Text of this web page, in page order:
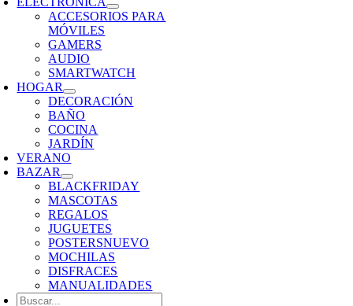
ACCESORIOS PARA
MÓVILES
GAMERS
AUDIO
SMARTWATCH
HOGAR
DECORACIÓN
BAÑO
COCINA
JARDÍN
VERANO
BAZAR
BLACKFRIDAY
MASCOTAS
REGALOS
JUGUETES
POSTERSNUEVO
MOCHILAS
DISFRACES
MANUALIDADES
Buscar: